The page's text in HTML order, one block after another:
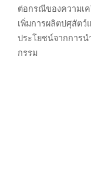
ต่อกรณีของความเ
เพิ่มการผลิตปศุสัต
ประโยชน์จากการน
กรรม